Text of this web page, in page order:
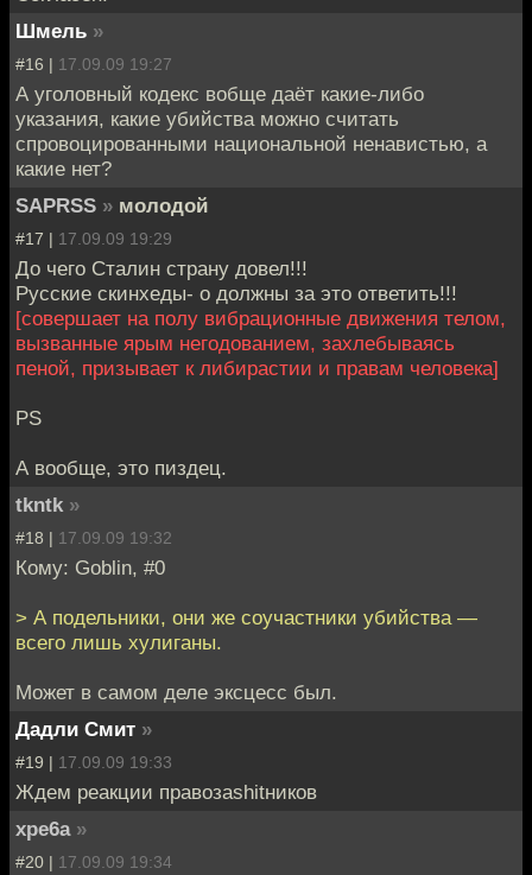
Шмель »
#16 | 17.09.09 19:27
А уголовный кодекс вобще даёт какие-либо
указания, какие убийства можно считать
спровоцированными национальной ненавистью, а
какие нет?
SAPRSS » молодой
#17 | 17.09.09 19:29
До чего Сталин страну довел!!!
Русские скинхеды- о должны за это ответить!!!
[совершает на полу вибрационные движения телом,
вызванные ярым негодованием, захлебываясь
пеной, призывает к либирастии и правам человека]
PS
А вообще, это пиздец.
tkntk »
#18 | 17.09.09 19:32
Кому: Goblin, #0
> А подельники, они же соучастники убийства —
всего лишь хулиганы.
Может в самом деле эксцесс был.
Дадли Смит »
#19 | 17.09.09 19:33
Ждем реакции правозаshitников
xpe6a »
#20 | 17.09.09 19:34